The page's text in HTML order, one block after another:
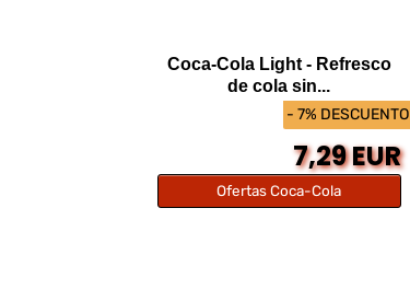
- 7% DESCUENTO
Coca-Cola Light - Refresco
de cola sin...
7,29 EUR
Ofertas Coca-Cola